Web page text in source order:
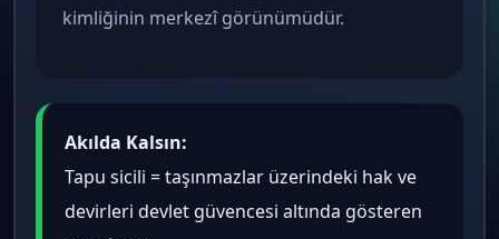
kimliğinin merkezî görünümüdür.
Akılda Kalsın:
Tapu sicili = taşınmazlar üzerindeki hak ve
devirleri devlet güvencesi altında gösteren